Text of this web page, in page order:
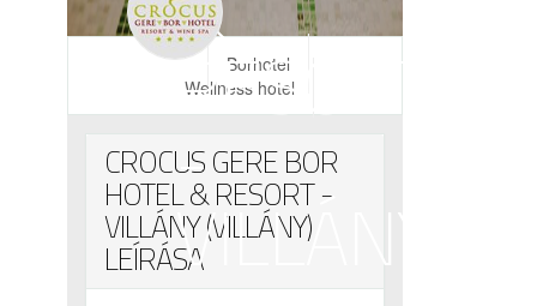
RESORT
-
VILLÁNY
Borhotel
Wellness hotel
CROCUS GERE BOR
HOTEL & RESORT -
VILLÁNY (VILLÁNY)
LEÍRÁSA